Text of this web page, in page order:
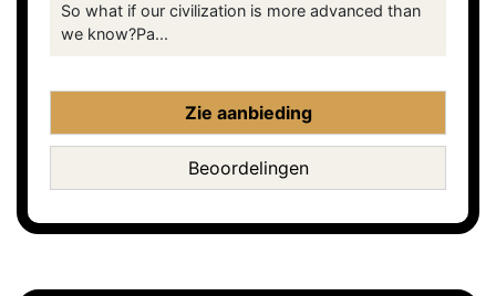
So what if our civilization is more advanced than
we know?Pa...
Zie aanbieding
Beoordelingen